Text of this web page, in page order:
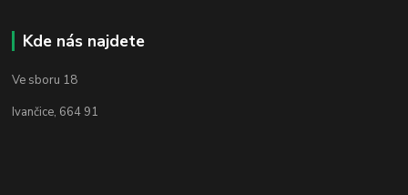
Kde nás najdete
Ve sboru 18
Ivančice, 664 91